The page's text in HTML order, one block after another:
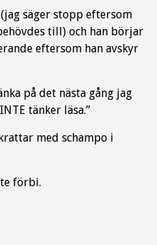
säger stopp eftersom
till) och han börjar
eftersom han avskyr
på det nästa gång jag
tänker läsa.”
med schampo i
förbi.